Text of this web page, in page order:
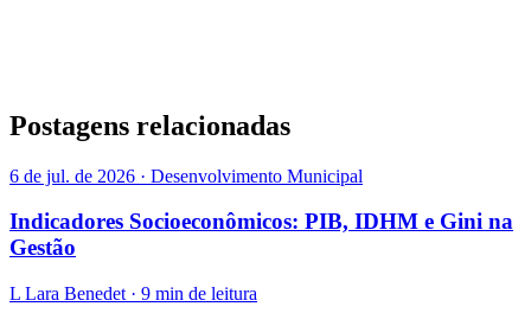
Postagens relacionadas
6 de jul. de 2026 · Desenvolvimento Municipal
Indicadores Socioeconômicos: PIB, IDHM e Gini na
Gestão
L Lara Benedet · 9 min de leitura